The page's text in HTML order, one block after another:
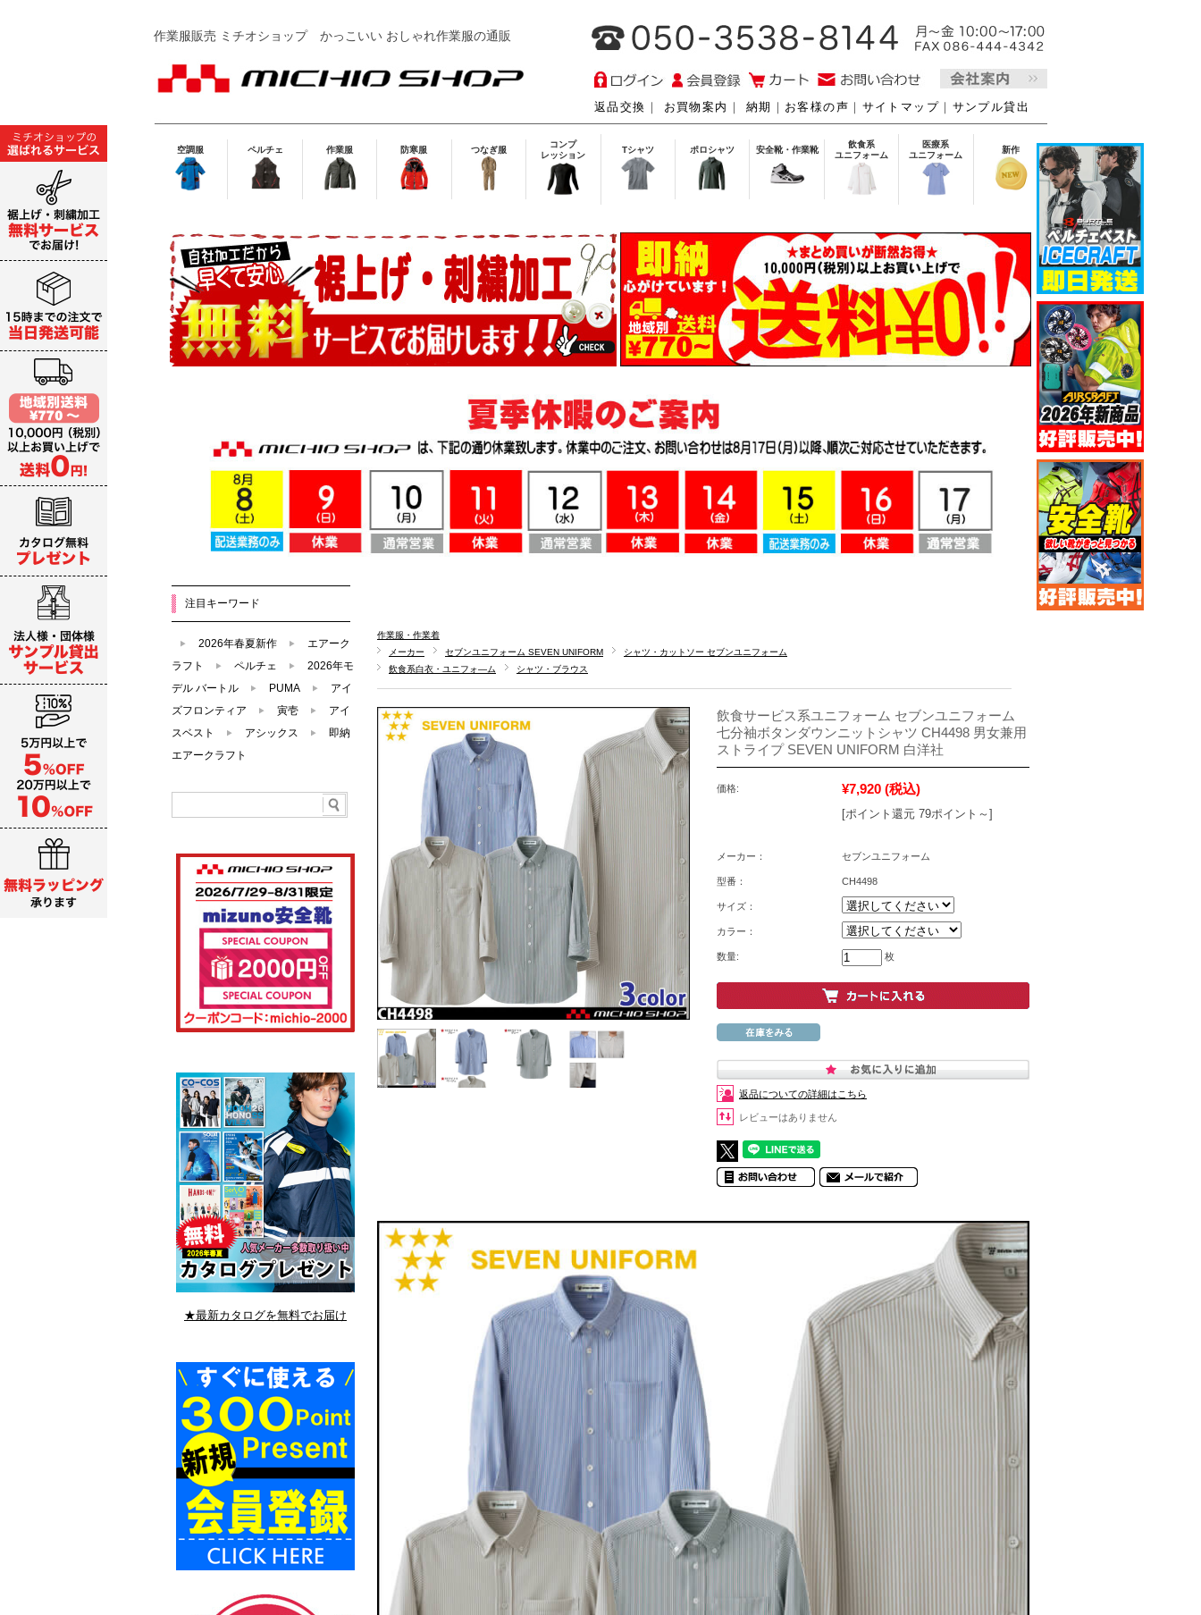
作業服販売 ミチオショップかっこいい おしゃれ作業服の通販
返品交換 ｜ お買物案内 ｜ 納期 ｜ お客様の声 ｜ サイトマップ ｜ サンプル貸出
空調服 ペルチェ 作業服 防寒服 つなぎ服
コンプ
レッション
Tシャツ ポロシャツ 安全靴・作業靴
飲食系
ユニフォーム
医療系
ユニフォーム
新作
作業服・作業着
メーカー
セブンユニフォーム SEVEN UNIFORM
シャツ・カットソー セブンユニフォーム
飲食系白衣・ユニフォ―ム
シャツ・ブラウス
飲食サービス系ユニフォーム セブンユニフォーム
七分袖ボタンダウンニットシャツ CH4498 男女兼用
ストライプ SEVEN UNIFORM 白洋社
価格: ¥7,920 (税込)
[ポイント還元 79ポイント～]
メーカー： セブンユニフォーム
型番： CH4498
サイズ：
カラー：
数量: 枚
返品についての詳細はこちら
レビューはありません
注目キーワード
2026年春夏新作
エアーク
ラフト
ペルチェ
2026年モ
デル バートル
PUMA
アイ
ズフロンティア
寅壱
アイ
スベスト
アシックス
即納
エアークラフト
★最新カタログを無料でお届け